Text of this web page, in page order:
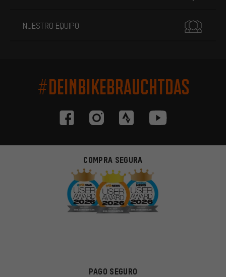
NUESTRO EQUIPO
#DEINBIKEBRAUCHTDAS
COMPRA SEGURA
PAGO SEGURO